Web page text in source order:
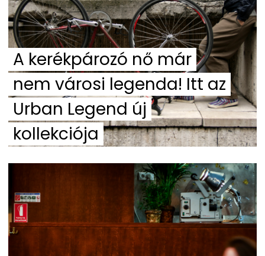
A kerékpározó nő már
nem városi legenda! Itt az
Urban Legend új
kollekciója